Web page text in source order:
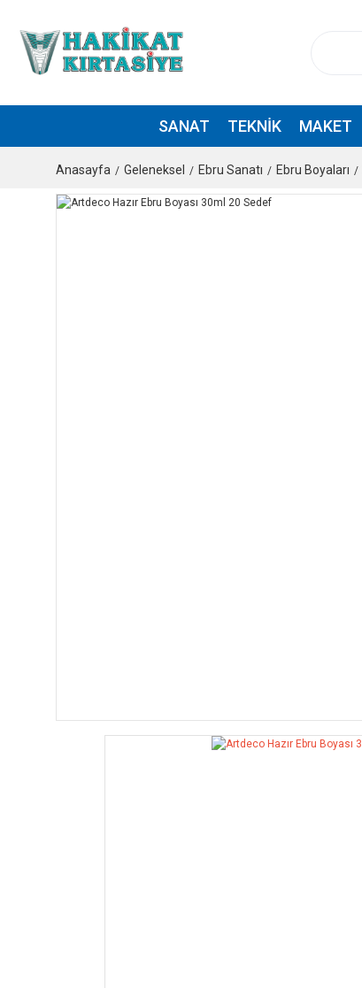
SANAT TEKNIK MAKET
Anasayfa Geleneksel Ebru Sanatı Ebru Boyaları